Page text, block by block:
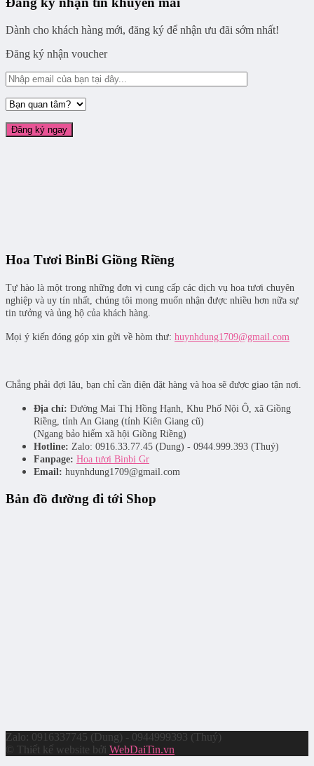
Dành cho khách hàng mới, đăng ký để nhận ưu đãi sớm nhất!
Đăng ký nhận voucher
Hoa Tươi BinBi Giồng Riềng
Tự hào là một trong những đơn vị cung cấp các dịch vụ hoa tươi chuyên
nghiệp và uy tín nhất, chúng tôi mong muốn nhận được nhiều hơn nữa sự
tin tưởng và ủng hộ của khách hàng.
Mọi ý kiến đóng góp xin gửi về hòm thư: huynhdung1709@gmail.com
Chẳng phải đợi lâu, bạn chỉ cần điện đặt hàng và hoa sẽ được giao tận nơi.
Địa chỉ: Đường Mai Thị Hồng Hạnh, Khu Phố Nội Ô, xã Giồng
Riềng, tỉnh An Giang (tỉnh Kiên Giang cũ)
(Ngang bảo hiểm xã hội Giồng Riềng)
Hotline: Zalo: 0916.33.77.45 (Dung) - 0944.999.393 (Thuý)
Fanpage: Hoa tươi Binbi Gr
Email: huynhdung1709@gmail.com
Bản đồ đường đi tới Shop
Zalo: 0916337745 (Dung) - 0944999393 (Thuý)
© Thiết kế website bởi WebDaiTin.vn